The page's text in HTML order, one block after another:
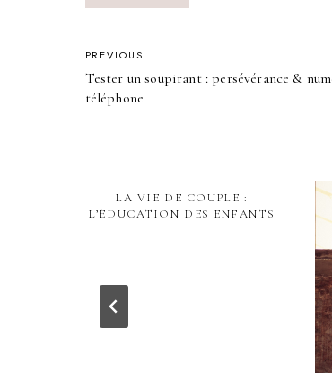
POST
NAVIGATION
PREVIOUS
Tester un soupirant : persévérance &
téléphone
LA VIE DE COUPLE :
L’ÉDUCATION DES ENFANTS